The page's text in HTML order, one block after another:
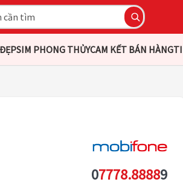
SIM PHONG THỦYCAM KẾT BÁN HÀNG
07778.88889